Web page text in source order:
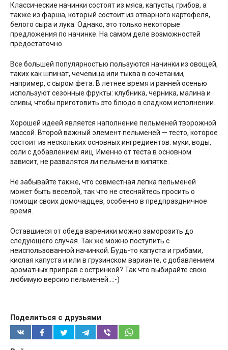
Классические начинки состоят из мяса, капусты, грибов, а
также из фарша, который состоит из отварного картофеля,
белого сыра и лука. Однако, это только некоторые
предложения по начинке. На самом деле возможностей
предостаточно.
Все большей популярностью пользуются начинки из овощей,
таких как шпинат, чечевица или тыква в сочетании,
например, с сыром фета. В летнее время и ранней осенью
используют сезонные фрукты: клубника, черника, малина и
сливы, чтобы приготовить это блюдо в сладком исполнении.
Хорошей идеей является наполнение пельменей творожной
массой. Второй важный элемент пельменей — тесто, которое
состоит из нескольких основных ингредиентов: муки, воды,
соли с добавлением яиц. Именно от теста в основном
зависит, не развалятся ли пельмени в кипятке.
Не забывайте также, что совместная лепка пельменей
может быть веселой, так что не стесняйтесь просить о
помощи своих домочадцев, особенно в предпраздничное
время.
Оставшиеся от обеда вареники можно заморозить до
следующего случая. Так же можно поступить с
неиспользованной начинкой. Будь-то капуста и грибами,
кислая капуста и или в грузинском варианте, с добавлением
ароматных приправ с остринкой? Так что выбирайте свою
любимую версию пельменей…:-)
Поделиться с друзьями